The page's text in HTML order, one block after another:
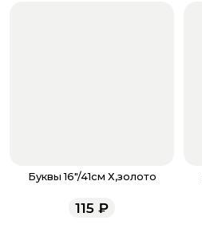
Буквы 16"/41см Х,золото
115 ₽